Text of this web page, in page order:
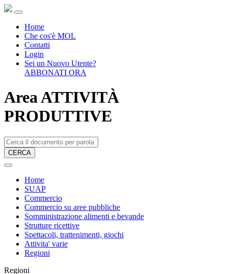
Home
Che cos'è MOL
Contatti
Login
Sei un Nuovo Utente?
ABBONATI ORA
Area ATTIVITÀ
PRODUTTIVE
CERCA
Home
SUAP
Commercio
Commercio su aree pubbliche
Somministrazione alimenti e bevande
Strutture ricettive
Spettacoli, trattenimenti, giochi
Attivita' varie
Regioni
Regioni